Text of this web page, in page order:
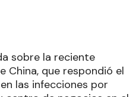
sobre la reciente
China, que respondió el
las infecciones por